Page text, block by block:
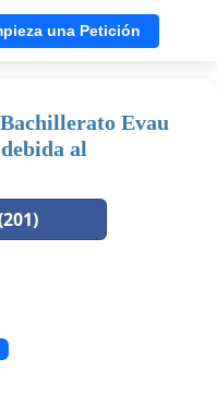
una Petición
Evau
al